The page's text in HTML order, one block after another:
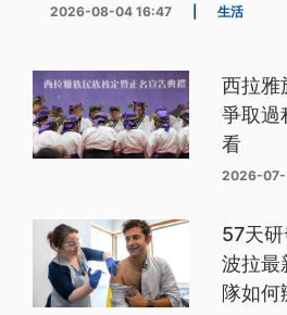
2026-08-04 16:47 生活
西拉雅
爭取過
看
2026-
57天
波拉最
隊如何